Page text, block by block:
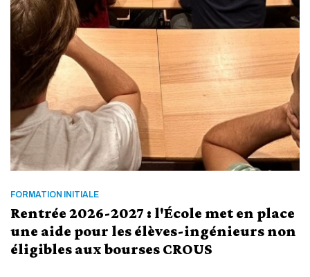
FORMATION INITIALE
Rentrée 2026-2027 : l'École met en place
une aide pour les élèves-ingénieurs non
éligibles aux bourses CROUS